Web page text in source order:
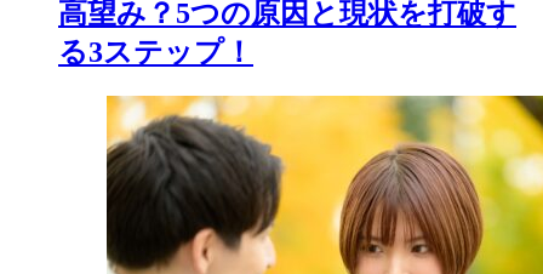
高望み？5つの原因と現状を打破す
る3ステップ！